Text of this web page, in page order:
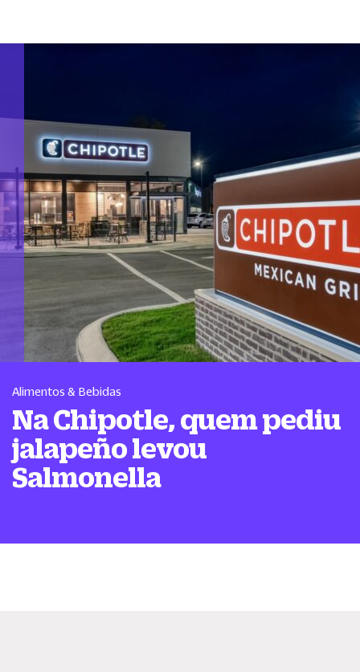
Alimentos & Bebidas
Na Chipotle, quem pediu
jalapeño levou
Salmonella